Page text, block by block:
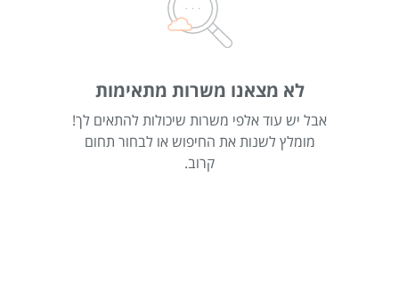
לא מצאנו משרות מתאימות
אבל יש עוד אלפי משרות שיכולות להתאים לך!
מומלץ לשנות את החיפוש או לבחור תחום
קרוב.